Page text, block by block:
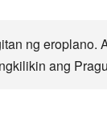
ng eroplano.
ang